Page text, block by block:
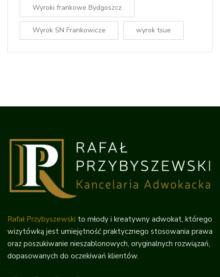
Wyroki frankowe Bydgoszcz
Wyrok SN Frankowicze wyrok tsue
Rafał Przybyszewski to młody i kreatywny adwokat, którego
wizytówką jest umiejętność praktycznego stosowania prawa
oraz poszukiwanie nieszablonowych, oryginalnych rozwiązań,
dopasowanych do oczekiwań klientów.